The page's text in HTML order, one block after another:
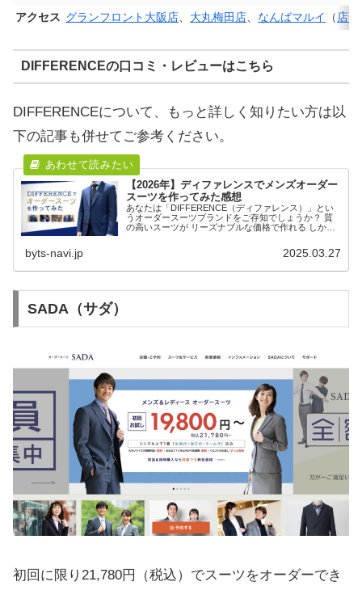
アクセス グランフロント大阪店 大丸梅田店 なんばマルイ （ 店
DIFFERENCEの口コミ・レビューはこちら
DIFFERENCEについて、もっと詳しく知りたい方は以
下の記事も併せてご参考ください。
【2026年】ディファレンスでメンズオーダー
スーツを作ってみた感想
あなたは「DIFFERENCE（ディファレンス）」とい
うオーダースーツブランドをご存知でしょうか？ 質
の高いスーツが リーズナブルな価格で作れる しかも
byts-navi.jp 2025.03.27
SADA（サダ）
初回に限り21,780円（税込）でスーツをオーダーでき